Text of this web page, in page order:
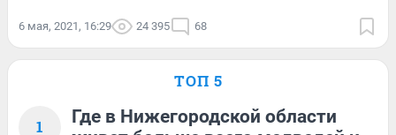
6 мая, 2021, 16:29 24 395 68
ТОП 5
1
Где в Нижегородской области